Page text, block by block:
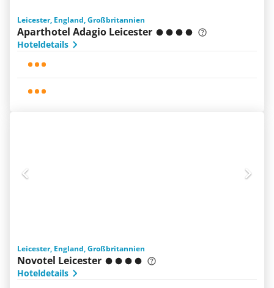
Leicester, England, Großbritannien
Aparthotel Adagio Leicester
Hoteldetails
Leicester, England, Großbritannien
Novotel Leicester
Hoteldetails